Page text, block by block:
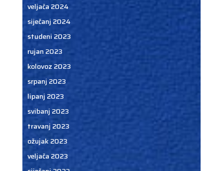
veljača 2024
siječanj 2024
studeni 2023
rujan 2023
kolovoz 2023
srpanj 2023
lipanj 2023
svibanj 2023
travanj 2023
ožujak 2023
veljača 2023